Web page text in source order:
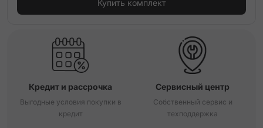
Купить комплект
Кредит и рассрочка
Выгодные условия покупки в
кредит
Сервисный центр
Собственный сервис и
техподдержка